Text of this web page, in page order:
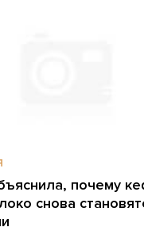
почему
снова